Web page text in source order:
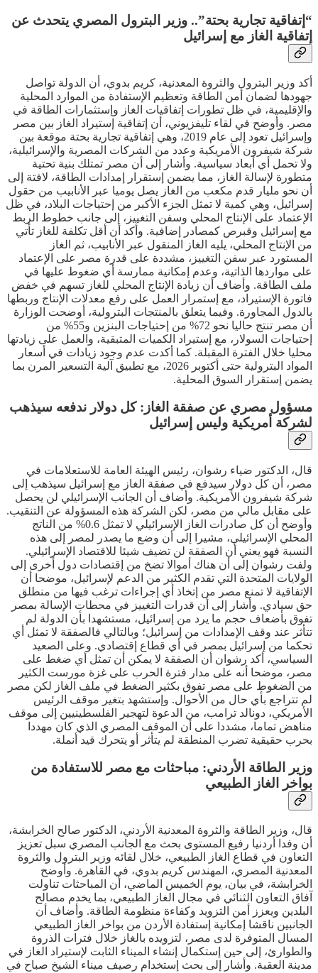
“إتفاقية تجارية بحتة”.. وزير البترول المصري يتحدث عن
إتفاقية الغاز مع إسرائيل
أكد وزير البترول والثروة المعدنية، كريم بدوي، أن الدولة تواصل
جهودها لضمان أمن الطاقة وتعظيم الإستفادة من الموارد المحلية
والإقليمية، في ظل تطورات إتفاقيات الغاز وإستثمارات الطاقة في
مصر. وأوضح في لقاء تليفزيوني، أن إتفاقية إستيراد الغاز بين مصر
وإسرائيل تعود إلى عام 2019، وهي إتفاقية تجارية بحتة موقعة بين
شركة شيفرون الأمريكية وعدد من الشركات المصرية والإسرائيلية،
ولا تحمل أي أبعاد سياسية. وأشار إلى أن مصر تمتلك بنية تحتية
متطورة لإسالة الغاز، مما يضمن إستقرار إمدادات الطاقة، لافتة إلى
أن نحو مليار قدم مكعب من الغاز يصل يوميا عبر الأنابيب من حقول
إسرائيل، وهي كمية لا تمثل الجزء الأكبر من إحتياجات البلاد، في ظل
الإعتماد على الإنتاج المحلي وسفن التغييز، إلى جانب خطوط الربط
مع إسرائيل وقبرص كمصادر إضافية. وأكد أن أقل تكلفة للغاز تأتي
من الإنتاج المحلي، يليه الغاز المنقول عبر الأنابيب، ثم الغاز
المستورد عبر سفن التغييز، مشددة على قدرة مصر على الإعتماد
على مواردها الذاتية، وعدم إمكانية ممارسة أي ضغوط عليها في
ملف الطاقة. وأضاف أن زيادة الإنتاج المحلي للغاز تسهم في خفض
فاتورة الإستيراد، مع إستمرار العمل على رفع معدلات الإنتاج وربطها
بالدول المجاورة. وفيما يتعلق بالمنتجات البترولية، أوضحت الوزارة
أن مصر تنتج حاليا نحو 72% من إحتياجات البنزين و55% من
إحتياجات السولار، مع إستيراد الكميات المتبقية، والعمل على زيادتها
محليا خلال الفترة المقبلة. كما أكدت عدم وجود زيادات في أسعار
المواد البترولية حتى أكتوبر 2026، مع تطبيق آلية التسعير المرن بما
يضمن إستقرار السوق المحلية.
مسؤول مصري عن صفقة الغاز: كل دولار ندفعه سيذهب
لشركة أمريكية وليس إسرائيل
قال، الدكتور ضياء رشوان، رئيس الهيئة العامة للاستعلامات في
مصر، أن كل دولار سيدفع في صفقة الغاز مع إسرائيل سيذهب إلى
شركة شيفرون الأمريكية. وأضاف أن الجانب الإسرائيلي لن يحصل
على مقابل مالي من مصر، لكن الشركة هذه المسؤولة عن التنقيب.
وأوضح أن كل صادرات الغاز الإسرائيلي لا تمثل 0.6% من الناتج
المحلي الإسرائيلي، مشيرا إلى أن وضع ما يصدر لمصر إلى هذه
النسبة فهو يعني أن الصفقة لن تضيف شيئا للاقتصاد الإسرائيلي.
ولفت رشوان إلى أن هناك أموالا تضخ من إقتصادات دول أخرى إلى
الولايات المتحدة التي تقدم الكثير من الدعم لإسرائيل، موضحا أن
الإتفاقية لا تمنع مصر من إتخاذ أي إجراءات ترغب فيها من منطلق
حق سيادي. وأشار إلى أن قدرات التغييز في محطات الإسالة بمصر
تفوق بأضعاف حجم ما يرد من إسرائيل، مستشهدا بأن الدولة لم
تتأثر عند وقف الإمدادات من إسرائيل؛ وبالتالي فالصفقة لا تمثل أي
تحكما من إسرائيل بمصر في أي قطاع إقتصادي. وعلى الصعيد
السياسي، أكد رشوان أن الصفقة لا يمكن أن تمثل أي ضغط على
مصر، موضحا أنه على مدار فترة الحرب على غزة مورست الكثير
من الضغوط على مصر تفوق بكثير الضغط في ملف الغاز لكن مصر
لم تتراجع بأي حال من الأحوال. وإستشهد بتغير موقف الرئيس
الأمريكي، دونالد ترامب، من الدعوة لتهجير الفلسطينيين إلى موقف
مناهض تماما، مشددا على أن الموقف المصري الذي كان مهددا
بحرب حقيقية تضرب المنطقة لم يتأثر أو يتحرك قيد أنملة.
وزير الطاقة الأردني: مباحثات مع مصر للاستفادة من
بواخر الغاز الطبيعي
قال، وزير الطاقة والثروة المعدنية الأردني، الدكتور صالح الخرابشة،
أن وفدا أردنيا رفيع المستوى بحث مع الجانب المصري سبل تعزيز
التعاون في قطاع الغاز الطبيعي، خلال لقائه وزير البترول والثروة
المعدنية المصري، المهندس كريم بدوي، في القاهرة. وأوضح
الخرابشة، في بيان، يوم الخميس الماضي، أن المباحثات تناولت
آفاق التعاون الثنائي في مجال الغاز الطبيعي، بما يخدم مصالح
البلدين ويعزز أمن التزويد وكفاءة منظومة الطاقة. وأضاف أن
الجانبين ناقشا إمكانية إستفادة الأردن من بواخر الغاز الطبيعي
المسال المتوفرة لدى مصر، لتزويده بالغاز خلال فترات الذروة
والطوارئ، إلى حين إستكمال إنشاء الميناء الثابت لإستيراد الغاز في
مدينة العقبة. وأشار إلى بحث إستخدام رصيف ميناء الشيخ صباح في